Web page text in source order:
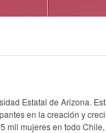
Estatal de Arizona.
en la creación y
mujeres en todo